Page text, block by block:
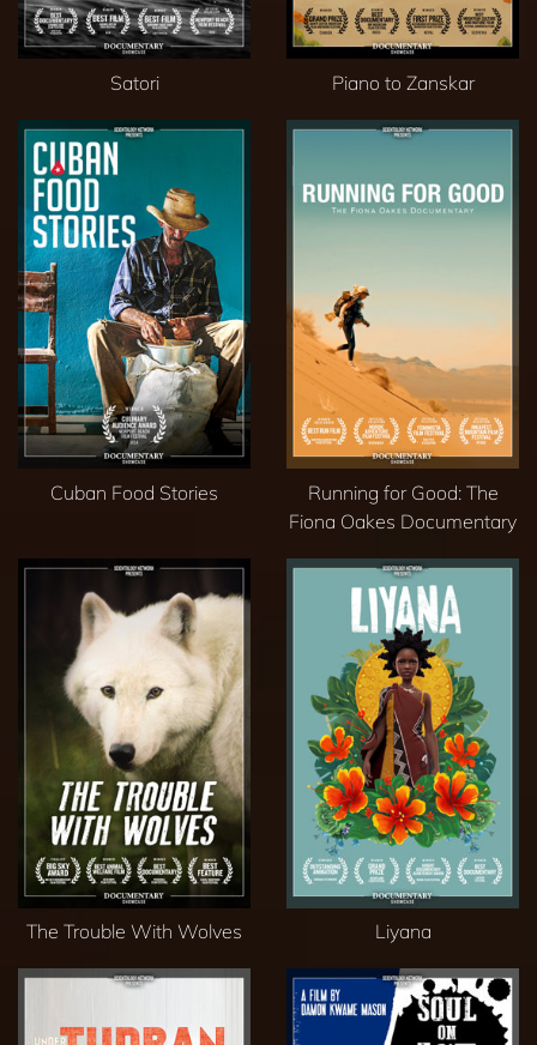
Satori Piano to Zanskar
Cuban Food Stories
Running for Good: The
Fiona Oakes Documentary
The Trouble With Wolves Liyana